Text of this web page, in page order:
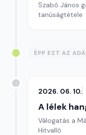
Szabó János
tanúságtétele
ÉPP EZT AZ
2026. 06. 10.
A lélek
Válogatás a
Hitvalló